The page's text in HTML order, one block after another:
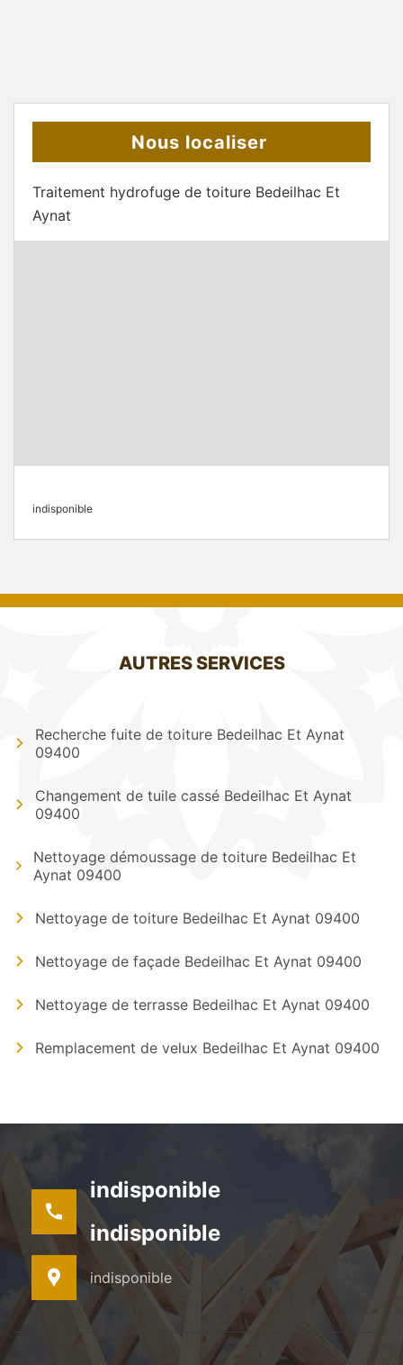
Nous localiser
Traitement hydrofuge de toiture Bedeilhac Et
Aynat
indisponible
AUTRES SERVICES
Recherche fuite de toiture Bedeilhac Et Aynat
09400
Changement de tuile cassé Bedeilhac Et Aynat
09400
Nettoyage démoussage de toiture Bedeilhac Et
Aynat 09400
Nettoyage de toiture Bedeilhac Et Aynat 09400
Nettoyage de façade Bedeilhac Et Aynat 09400
Nettoyage de terrasse Bedeilhac Et Aynat 09400
Remplacement de velux Bedeilhac Et Aynat 09400
indisponible
indisponible
indisponible